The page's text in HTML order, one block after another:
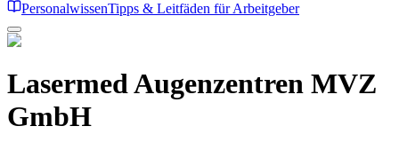
PersonalwissenTipps & Leitfäden für Arbeitgeber
Lasermed Augenzentren MVZ
GmbH